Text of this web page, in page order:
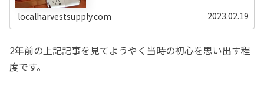
localharvestsupply.com 2023.02.19
2年前の上記記事を見てようやく当時の初心を思い出す程
度です。